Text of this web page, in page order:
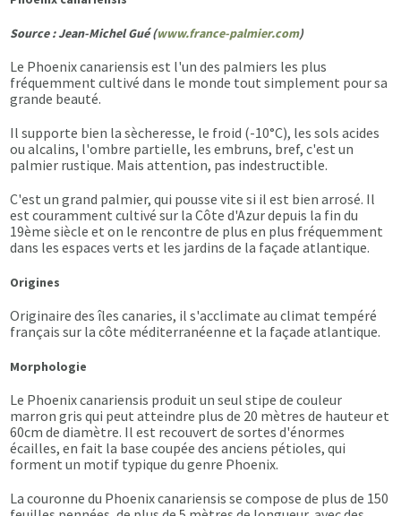
Source : Jean-Michel Gué (www.france-palmier.com)
Le Phoenix canariensis est l'un des palmiers les plus
fréquemment cultivé dans le monde tout simplement pour sa
grande beauté.
Il supporte bien la sècheresse, le froid (-10°C), les sols acides
ou alcalins, l'ombre partielle, les embruns, bref, c'est un
palmier rustique. Mais attention, pas indestructible.
C'est un grand palmier, qui pousse vite si il est bien arrosé. Il
est couramment cultivé sur la Côte d'Azur depuis la fin du
19ème siècle et on le rencontre de plus en plus fréquemment
dans les espaces verts et les jardins de la façade atlantique.
Origines
Originaire des îles canaries, il s'acclimate au climat tempéré
français sur la côte méditerranéenne et la façade atlantique.
Morphologie
Le Phoenix canariensis produit un seul stipe de couleur
marron gris qui peut atteindre plus de 20 mètres de hauteur et
60cm de diamètre. Il est recouvert de sortes d'énormes
écailles, en fait la base coupée des anciens pétioles, qui
forment un motif typique du genre Phoenix.
La couronne du Phoenix canariensis se compose de plus de 150